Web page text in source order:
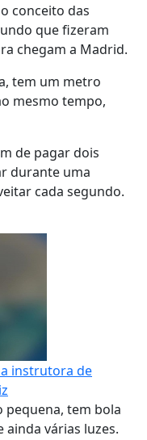
conceito das
que fizeram
chegam a Madrid.
tem um metro
mesmo tempo,
de pagar dois
durante uma
cada segundo.
instrutora de
pequena, tem bola
várias luzes.